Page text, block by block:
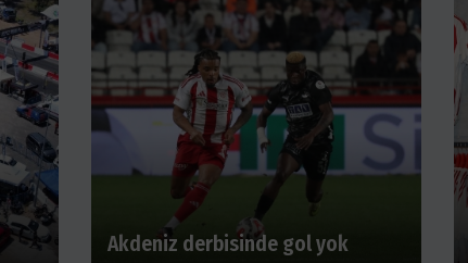
Akdeniz derbisinde gol yok